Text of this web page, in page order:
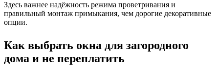
Здесь важнее надёжность режима проветривания и
правильный монтаж примыкания, чем дорогие декоративные
опции.
Как выбрать окна для загородного
дома и не переплатить